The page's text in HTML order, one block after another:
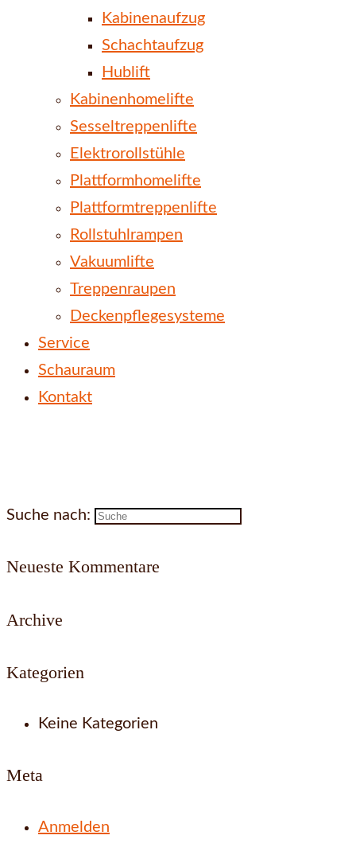
Kabinenaufzug
Schachtaufzug
Hublift
Kabinenhomelifte
Sesseltreppenlifte
Elektrorollstühle
Plattformhomelifte
Plattformtreppenlifte
Rollstuhlrampen
Vakuumlifte
Treppenraupen
Deckenpflegesysteme
Service
Schauraum
Kontakt
Suche nach:
Neueste Kommentare
Archive
Kategorien
Keine Kategorien
Meta
Anmelden